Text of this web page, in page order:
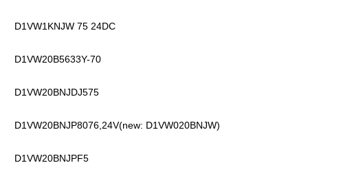
D1VW1KNJW 75 24DC
D1VW20B5633Y-70
D1VW20BNJDJ575
D1VW20BNJP8076,24V(new: D1VW020BNJW)
D1VW20BNJPF5